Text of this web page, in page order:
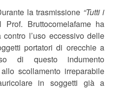
la trasmissione “Tutti i
Bruttocomelafame ha
l’uso eccessivo delle
portatori di orecchie a
di questo indumento
scollamento irreparabile
in soggetti già a